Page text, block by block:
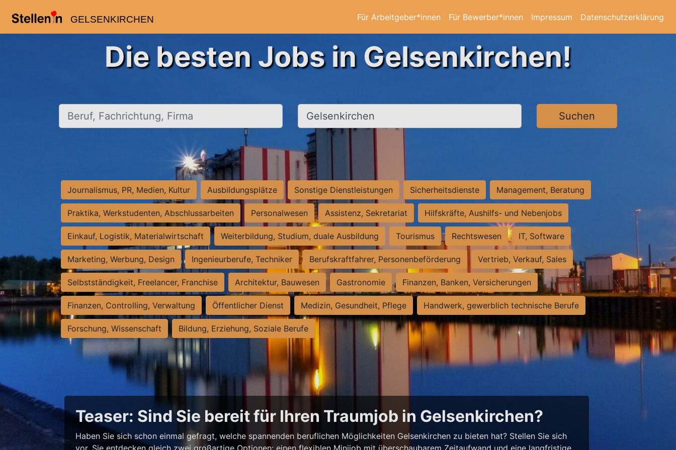
GELSENKIRCHEN Für Arbeitgeber*innen Für Bewerber*innen Impressum Datenschutzerklärung
Die besten Jobs in Gelsenkirchen!
Beruf, Fachrichtung, Firma Ort, Stadt Suchen
Journalismus, PR, Medien, Kultur Ausbildungsplätze Sonstige Dienstleistungen Sicherheitsdienste Management, Beratung
Praktika, Werkstudenten, Abschlussarbeiten Personalwesen Assistenz, Sekretariat Hilfskräfte, Aushilfs- und Nebenjobs
Einkauf, Logistik, Materialwirtschaft Weiterbildung, Studium, duale Ausbildung Tourismus Rechtswesen IT, Software
Marketing, Werbung, Design Ingenieurberufe, Techniker Berufskraftfahrer, Personenbeförderung Vertrieb, Verkauf, Sales
Selbstständigkeit, Freelancer, Franchise Architektur, Bauwesen Gastronomie Finanzen, Banken, Versicherungen
Finanzen, Controlling, Verwaltung Öffentlicher Dienst Medizin, Gesundheit, Pflege Handwerk, gewerblich technische Berufe
Forschung, Wissenschaft Bildung, Erziehung, Soziale Berufe
Teaser: Sind Sie bereit für Ihren Traumjob in Gelsenkirchen?
Haben Sie sich schon einmal gefragt, welche spannenden beruflichen Möglichkeiten Gelsenkirchen zu bieten hat? Stellen Sie sich